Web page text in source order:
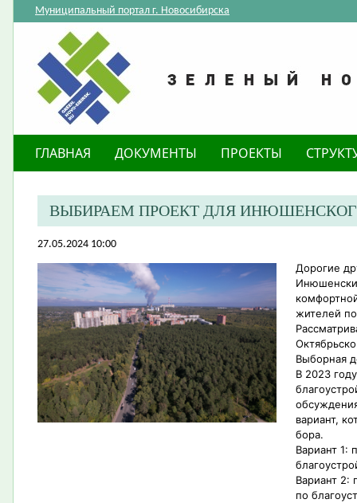
Муниципальный портал г. Новосибирска
ГЛАВНАЯ ДОКУМЕНТЫ ПРОЕКТЫ
ВЫБИРАЕМ ПРОЕКТ ДЛЯ
27.05.2024 10:00
Дорогие
жителей
Выборная
В 2023
вариант,
бора.
Вариант 1:
Вариант 2:
по